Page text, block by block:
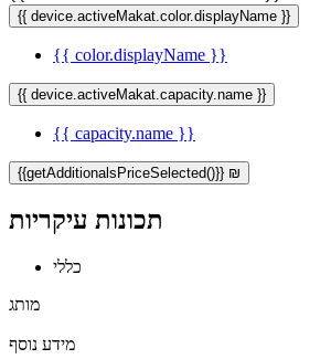
{{ device.activeMakat.color.displayName }}
{{ color.displayName }}
{{ device.activeMakat.capacity.name }}
{{ capacity.name }}
{{getAdditionalsPriceSelected()}} ₪
תכונות עיקריות
כללי
מותג
מידע נוסף